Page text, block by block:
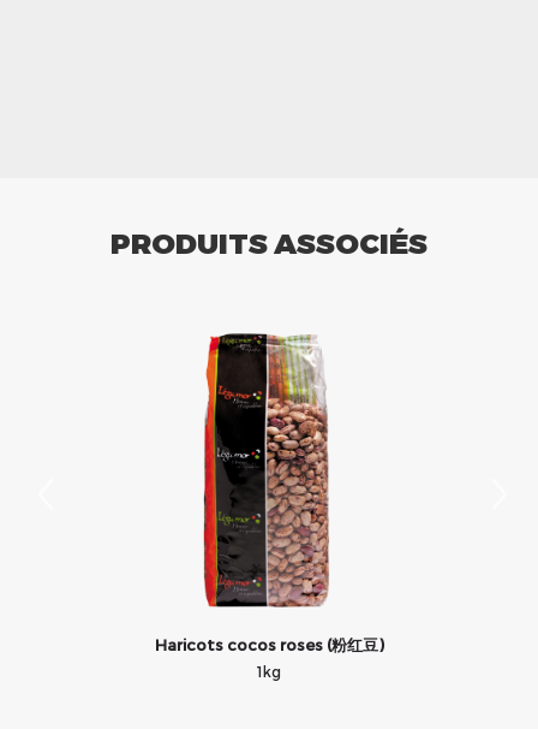
PRODUITS ASSOCIÉS
Haricots cocos roses (粉红豆)
1kg